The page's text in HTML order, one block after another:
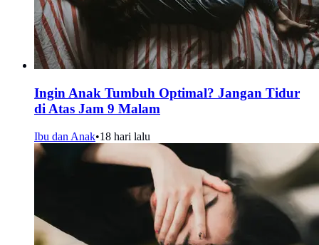
Ingin Anak Tumbuh Optimal? Jangan Tidur
di Atas Jam 9 Malam
Ibu dan Anak•18 hari lalu